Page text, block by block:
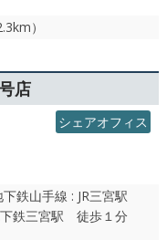
）
店
シェアオフィス
鉄山手線 : JR三宮駅
鉄三宮駅 徒歩１分